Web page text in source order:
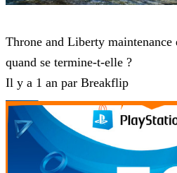
Throne and Liberty maintenance
quand se termine-t-elle ?
Il y a 1 an par Breakflip